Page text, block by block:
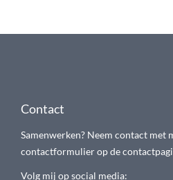
Contact
Samenwerken? Neem contact met
contactformulier op de
Volg mij op social media: